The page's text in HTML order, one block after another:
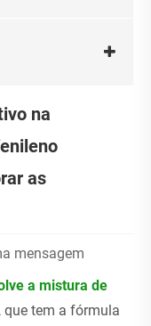
na
as
mensagem
a mistura de
, que tem a fórmula